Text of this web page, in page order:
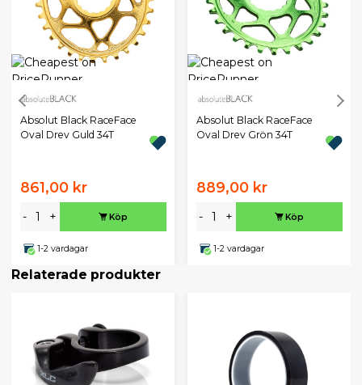
Absolut Black RaceFace
Oval Drev Guld 34T
861,00 kr
- + Köp
1-2 vardagar
Absolut Black RaceFace
Oval Drev Grön 34T
889,00 kr
- + Köp
1-2 vardagar
Relaterade produkter